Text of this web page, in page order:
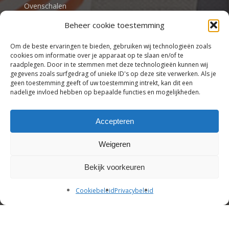
Beheer cookie toestemming
Om de beste ervaringen te bieden, gebruiken wij technologieën zoals
cookies om informatie over je apparaat op te slaan en/of te
raadplegen. Door in te stemmen met deze technologieën kunnen wij
gegevens zoals surfgedrag of unieke ID's op deze site verwerken. Als je
geen toestemming geeft of uw toestemming intrekt, kan dit een
nadelige invloed hebben op bepaalde functies en mogelijkheden.
Accepteren
Weigeren
Bekijk voorkeuren
CookiebeleidPrivacybeleid
Ovenschalen
Tafel en eventstyling | Stijlvol
tafelen begint bij Tafel beleving
© 2026 Tafel beleving.
linkedin instagramwhatsapp
email